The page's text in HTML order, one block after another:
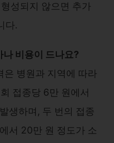
성되지 않으면 추가
다.
나 비용이 드나요?
은 병원과 지역에 따라
접종당 6만 원에서
생하며, 두 번의 접종
서 20만 원 정도가 소